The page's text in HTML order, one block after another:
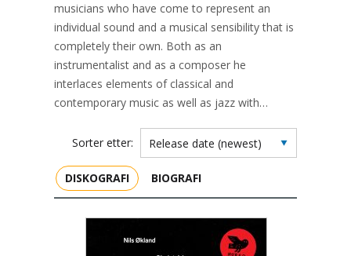
musicians who have come to represent an
individual sound and a musical sensibility that is
completely their own. Both as an
instrumentalist and as a composer he
interlaces elements of classical and
contemporary music as well as jazz with…
Sorter etter:
DISKOGRAFI BIOGRAFI